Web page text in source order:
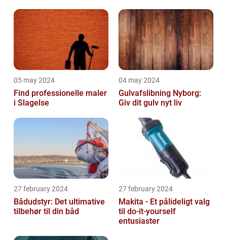
05 may 2024
Find professionelle maler
i Slagelse
04 may 2024
Gulvafslibning Nyborg:
Giv dit gulv nyt liv
27 february 2024
Bådudstyr: Det ultimative
tilbehør til din båd
27 february 2024
Makita - Et pålideligt valg
til do-it-yourself
entusiaster